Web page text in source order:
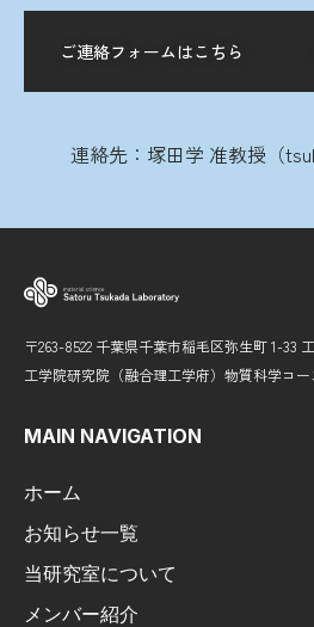
ご連絡フォームはこちら
連絡先：塚田学 准教授（
〒263-8522 千葉県千葉市稲毛区弥生町 1-33
工学院研究院（融合理工学府）物質科学コ
MAIN NAVIGATION
ホーム
お知らせ一覧
当研究室について
メンバー紹介